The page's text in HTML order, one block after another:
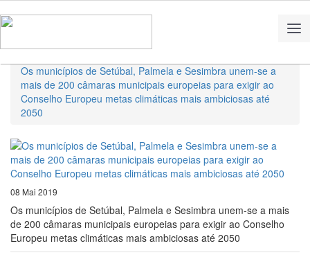
Os municípios de Setúbal, Palmela e Sesimbra unem-se a
mais de 200 câmaras municipais europeias para exigir ao
Conselho Europeu metas climáticas mais ambiciosas até
2050
08 Mai 2019
Os municípios de Setúbal, Palmela e Sesimbra unem-se a mais
de 200 câmaras municipais europeias para exigir ao Conselho
Europeu metas climáticas mais ambiciosas até 2050